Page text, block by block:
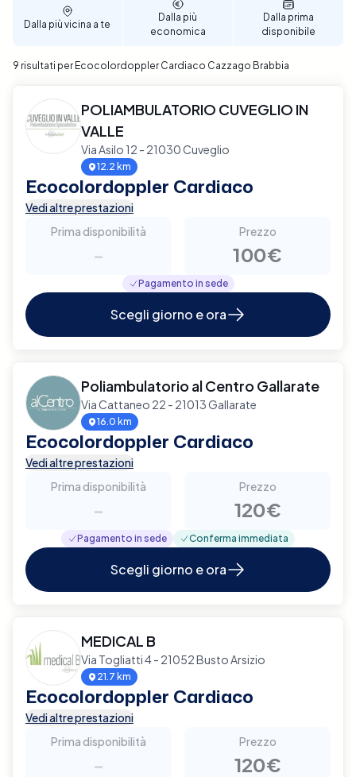
affidabile e di qualità.
Dalla più vicina a te
Dalla più
economica
Dalla prima
disponibile
9 risultati per Ecocolordoppler Cardiaco Cazzago Brabbia
POLIAMBULATORIO CUVEGLIO IN
VALLE
Via Asilo 12 - 21030 Cuveglio
12.2 km
Ecocolordoppler Cardiaco
Vedi altre prestazioni
Prima disponibilità
-
Prezzo
100€
Pagamento in sede
Scegli giorno e ora
Poliambulatorio al Centro Gallarate
Via Cattaneo 22 - 21013 Gallarate
16.0 km
Ecocolordoppler Cardiaco
Vedi altre prestazioni
Prima disponibilità
-
Prezzo
120€
Pagamento in sede Conferma immediata
Scegli giorno e ora
MEDICAL B
Via Togliatti 4 - 21052 Busto Arsizio
21.7 km
Ecocolordoppler Cardiaco
Vedi altre prestazioni
Prima disponibilità
-
Prezzo
120€